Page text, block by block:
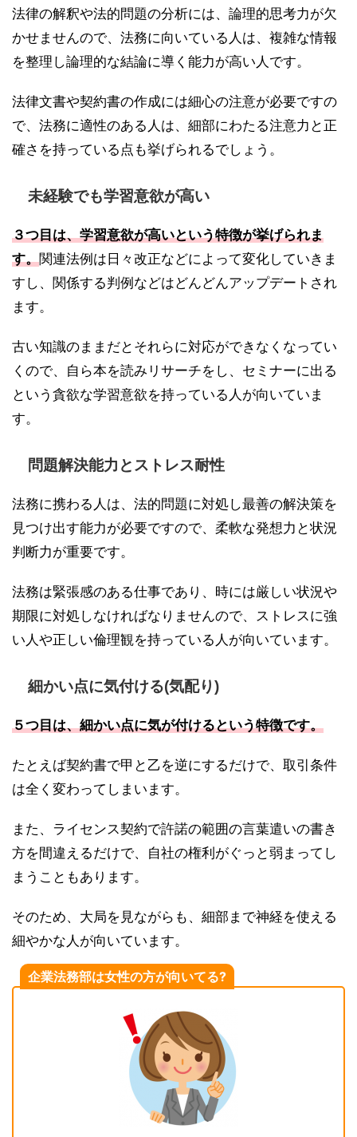
法律の解釈や法的問題の分析には、論理的思考力が欠
かせませんので、法務に向いている人は、複雑な情報
を整理し論理的な結論に導く能力が高い人です。
法律文書や契約書の作成には細心の注意が必要ですの
で、法務に適性のある人は、細部にわたる注意力と正
確さを持っている点も挙げられるでしょう。
未経験でも学習意欲が高い
３つ目は、学習意欲が高いという特徴が挙げられま
す。関連法例は日々改正などによって変化していきま
すし、関係する判例などはどんどんアップデートされ
ます。
古い知識のままだとそれらに対応ができなくなってい
くので、自ら本を読みリサーチをし、セミナーに出る
という貪欲な学習意欲を持っている人が向いていま
す。
問題解決能力とストレス耐性
法務に携わる人は、法的問題に対処し最善の解決策を
見つけ出す能力が必要ですので、柔軟な発想力と状況
判断力が重要です。
法務は緊張感のある仕事であり、時には厳しい状況や
期限に対処しなければなりませんので、ストレスに強
い人や正しい倫理観を持っている人が向いています。
細かい点に気付ける(気配り)
５つ目は、細かい点に気が付けるという特徴です。
たとえば契約書で甲と乙を逆にするだけで、取引条件
は全く変わってしまいます。
また、ライセンス契約で許諾の範囲の言葉遣いの書き
方を間違えるだけで、自社の権利がぐっと弱まってし
まうこともあります。
そのため、大局を見ながらも、細部まで神経を使える
細やかな人が向いています。
企業法務部は女性の方が向いてる?